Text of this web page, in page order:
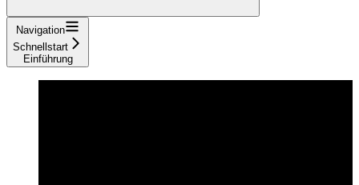
Navigation
Schnellstart
Einführung